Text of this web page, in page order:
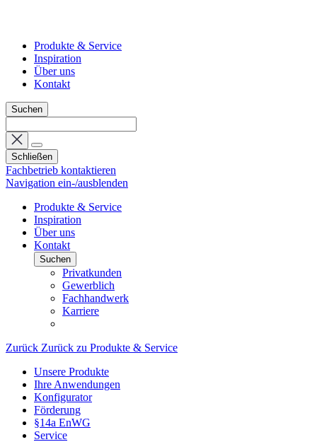
Produkte & Service
Inspiration
Über uns
Kontakt
Suchen
Schließen
Fachbetrieb kontaktieren
Navigation ein-/ausblenden
Produkte & Service
Inspiration
Über uns
Kontakt
Suchen
Privatkunden
Gewerblich
Fachhandwerk
Karriere
Zurück Zurück zu Produkte & Service
Unsere Produkte
Ihre Anwendungen
Konfigurator
Förderung
§14a EnWG
Service